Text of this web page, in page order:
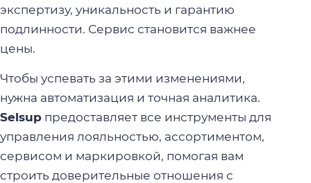
экспертизу, уникальность и гарантию
подлинности. Сервис становится важнее
цены.
Чтобы успевать за этими изменениями,
нужна автоматизация и точная аналитика.
Selsup предоставляет все инструменты для
управления лояльностью, ассортиментом,
сервисом и маркировкой, помогая вам
строить доверительные отношения с